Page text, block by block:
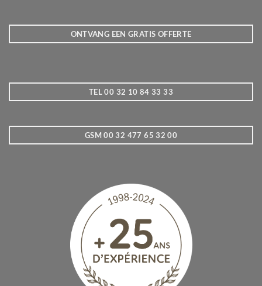
ONTVANG EEN GRATIS OFFERTE
TEL 00 32 10 84 33 33
GSM 00 32 477 65 32 00